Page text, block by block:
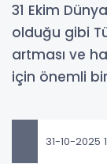
31 Ekim
olduğu gibi
artması ve
için önemli
31-10-2025